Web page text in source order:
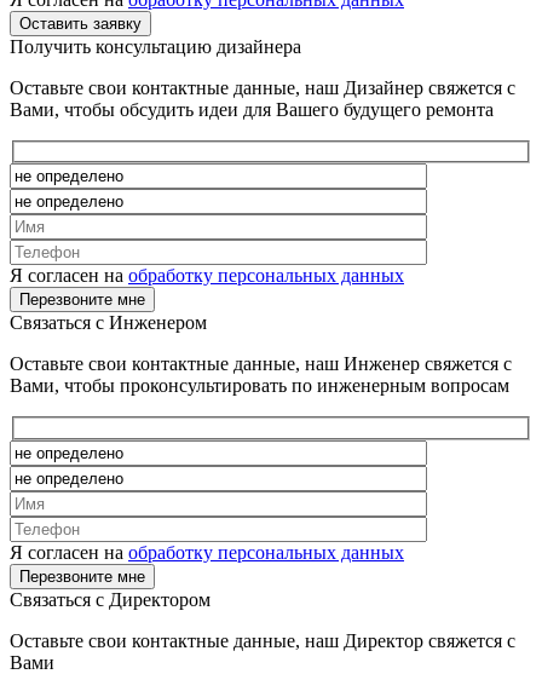
Получить консультацию дизайнера
Оставьте свои контактные данные, наш Дизайнер свяжется с
Вами, чтобы обсудить идеи для Вашего будущего ремонта
Я согласен на обработку персональных данных
Связаться с Инженером
Оставьте свои контактные данные, наш Инженер свяжется с
Вами, чтобы проконсультировать по инженерным вопросам
Я согласен на обработку персональных данных
Связаться с Директором
Оставьте свои контактные данные, наш Директор свяжется с
Вами